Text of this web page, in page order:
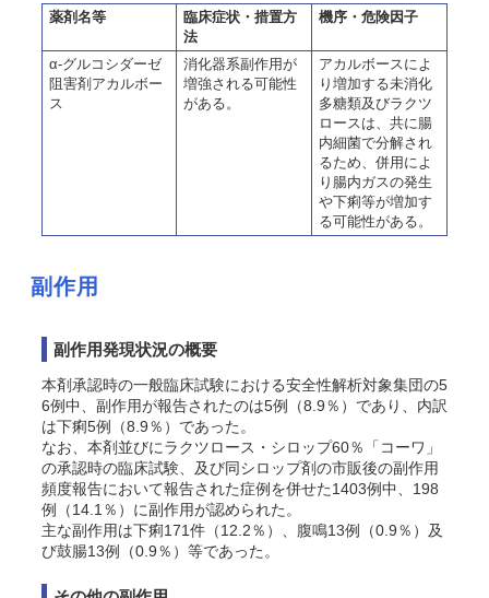
薬剤名等
臨床症状・措置方
法
機序・危険因子
α-グルコシダーゼ
阻害剤アカルボー
ス
消化器系副作用が
増強される可能性
がある。
アカルボースによ
り増加する未消化
多糖類及びラクツ
ロースは、共に腸
内細菌で分解され
るため、併用によ
り腸内ガスの発生
や下痢等が増加す
る可能性がある。
副作用
副作用発現状況の概要
本剤承認時の一般臨床試験における安全性解析対象集団の5
6例中、副作用が報告されたのは5例（8.9％）であり、内訳
は下痢5例（8.9％）であった。
なお、本剤並びにラクツロース・シロップ60％「コーワ」
の承認時の臨床試験、及び同シロップ剤の市販後の副作用
頻度報告において報告された症例を併せた1403例中、198
例（14.1％）に副作用が認められた 。
主な副作用は下痢171件（12.2％）、腹鳴13例（0.9％）及
び鼓腸13例（0.9％）等であった。